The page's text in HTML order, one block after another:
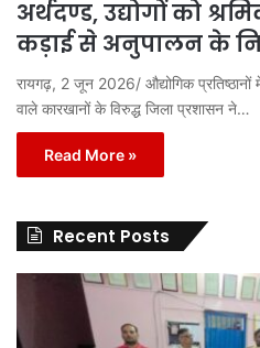
अर्थदण्ड, उद्योगों को
कड़ाई से अनुपालन के
रायगढ़, 2 जून 2026/ औद्योगिक प्रतिष्ठानों
वाले कारखानों के विरुद्ध जिला प्रशासन ने…
Read More »
Recent Posts